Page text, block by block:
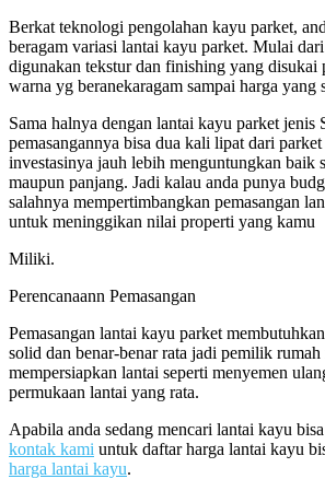
Berkat teknologi pengolahan kayu parket,
beragam variasi lantai kayu parket. Mulai
digunakan tekstur dan finishing yang disukai
warna yg beranekaragam sampai harga yang
Sama halnya dengan lantai kayu parket jenis
pemasangannya bisa dua kali lipat dari
investasinya jauh lebih menguntungkan baik
maupun panjang. Jadi kalau anda punya
salahnya mempertimbangkan pemasangan
untuk meninggikan nilai properti yang kamu
Miliki.
Perencanaann Pemasangan
Pemasangan lantai kayu parket
solid dan benar-benar rata jadi pemilik
mempersiapkan lantai seperti menyemen
permukaan lantai yang rata.
Apabila anda sedang mencari lantai kayu
kontak kami untuk daftar harga lantai kayu
harga lantai kayu.